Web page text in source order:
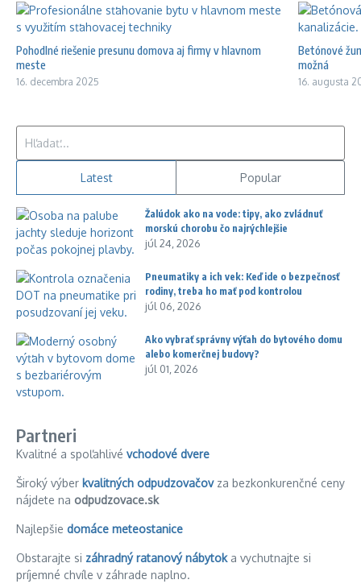
Pohodlné riešenie presunu domova aj firmy v hlavnom
meste
16. decembra 2025
Betónové
možná
16. augusta
Latest Popular
Žalúdok ako na vode: tipy, ako zvládnuť
morskú chorobu čo najrýchlejšie
júl 24, 2026
Pneumatiky a ich vek: Keď ide o bezpečnosť
rodiny, treba ho mať pod kontrolou
júl 06, 2026
Ako vybrať správny výťah do bytového domu
alebo komerčnej budovy?
júl 01, 2026
Partneri
Kvalitné a spoľahlivé vchodové dvere
Široký výber kvalitných odpudzovačovza bezkonkurenčné ceny
nájdete na odpudzovace.sk
Najlepšie domáce meteostanice
Obstarajte si záhradný ratanový nábytoka vychutnajte si
príjemné chvíle v záhrade naplno.